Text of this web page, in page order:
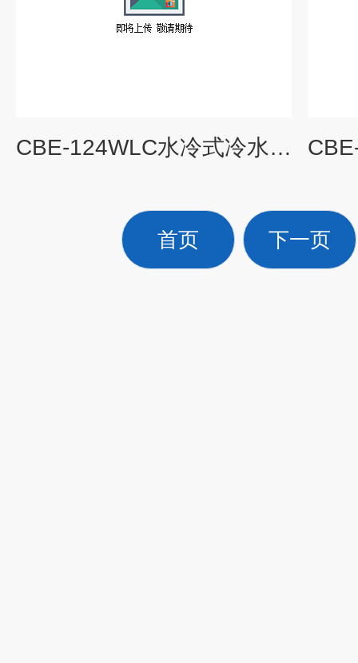
CBE-124WLC水冷式冷水机组
首页 下一页